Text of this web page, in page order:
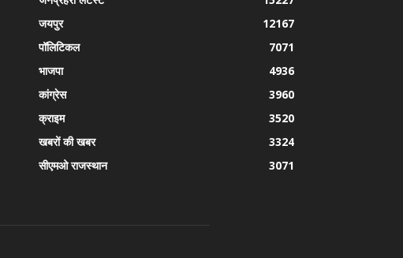
जयपुर
12167
पॉलिटिकल
7071
भाजपा
4936
कांग्रेस
3960
क्राइम
3520
खबरों की खबर
3324
सीएमओ राजस्थान
3071